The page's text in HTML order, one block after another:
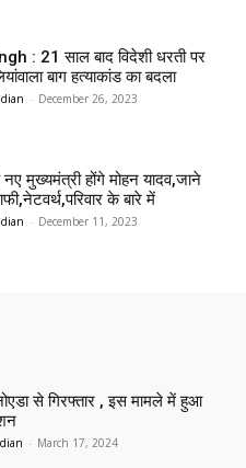
: 21 साल बाद विदेशी धरती पर
बाग हत्याकांड का बदला
- December 26, 2023
मुख्यमंत्री होंगे मोहन यादव,जाने
के बारे में
- December 11, 2023
से गिरफ्तार , इस मामले में हुआ
- March 17, 2024